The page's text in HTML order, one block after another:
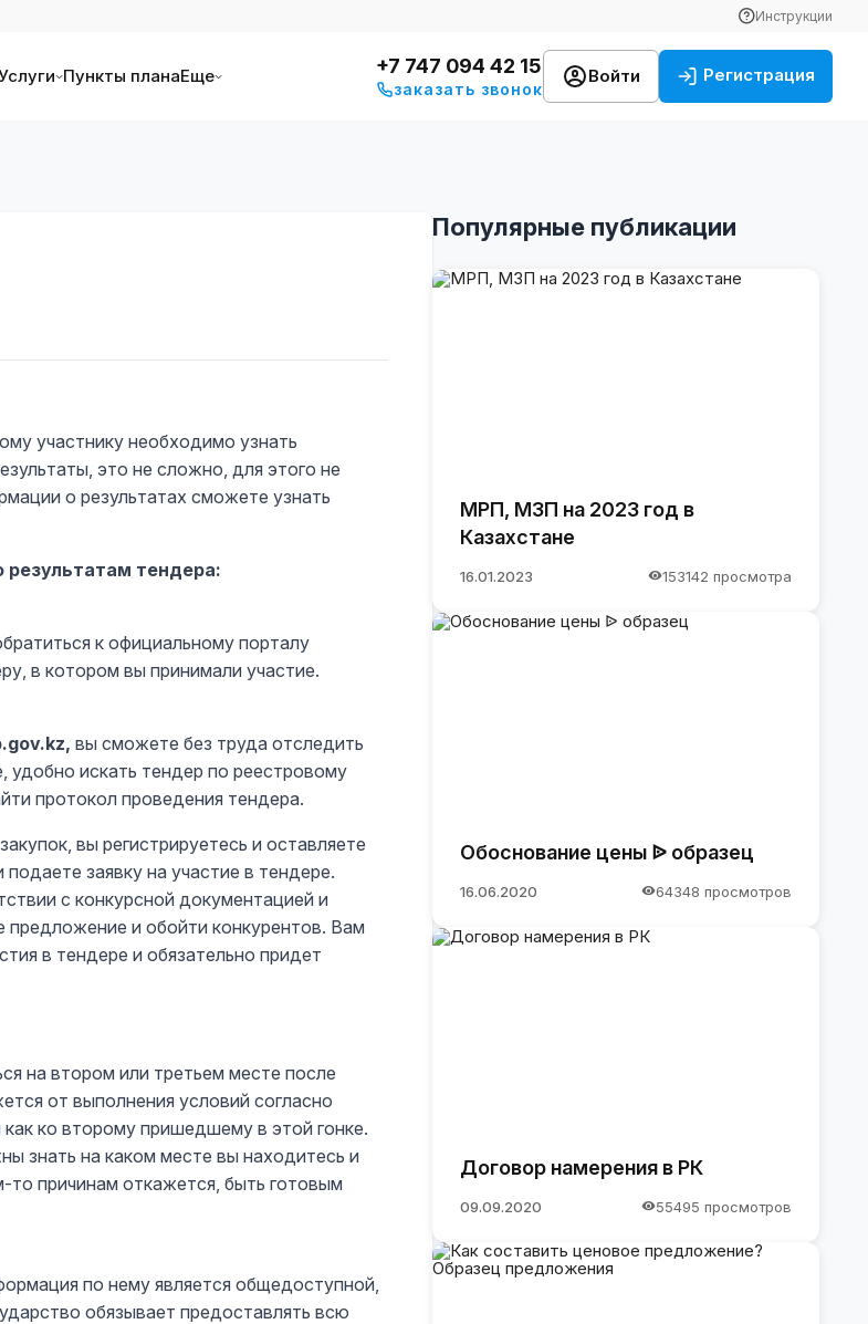
Инструкции
Пункты планаЕще +7 747 094 42 15
заказать звонок
Войти Регистрация
участнику необходимо узнать
это не сложно, для этого не
о результатах сможете узнать
результатам тендера:
к официальному порталу
в котором вы принимали участие.
вы сможете без труда отследить
удобно искать тендер по реестровому
протокол проведения тендера.
вы регистрируетесь и оставляете
заявку на участие в тендере.
с конкурсной документацией и
предложение и обойти конкурентов. Вам
в тендере и обязательно придет
на втором или третьем месте после
от выполнения условий согласно
ко второму пришедшему в этой гонке.
знать на каком месте вы находитесь и
то причинам откажется, быть готовым
по нему является общедоступной,
обязывает предоставлять всю
Популярные публикации
МРП, МЗП на 2023 год в
Казахстане
16.01.2023 153142 просмотра
Обоснование цены ᐉ образец
16.06.2020 64348 просмотров
Договор намерения в РК
09.09.2020 55495 просмотров